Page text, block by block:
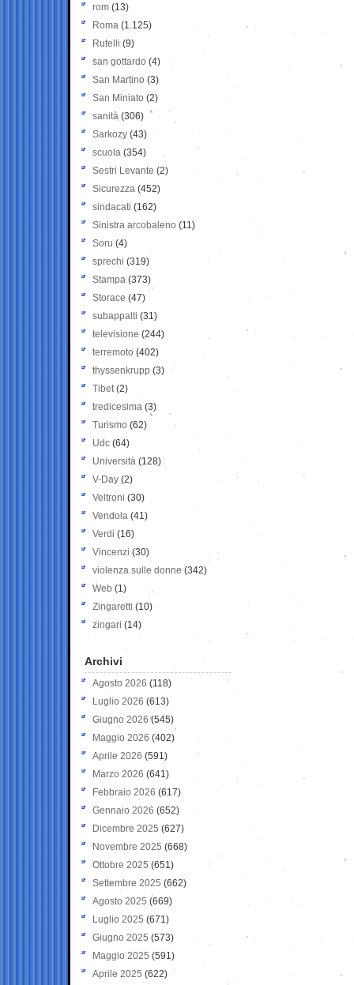
rom (13)
Roma (1.125)
Rutelli (9)
san gottardo (4)
San Martino (3)
San Miniato (2)
sanità (306)
Sarkozy (43)
scuola (354)
Sestri Levante (2)
Sicurezza (452)
sindacati (162)
Sinistra arcobaleno (11)
Soru (4)
sprechi (319)
Stampa (373)
Storace (47)
subappalti (31)
televisione(244)
terremoto (402)
thyssenkrupp (3)
Tibet(2)
tredicesima (3)
Turismo (62)
Udc (64)
Università (128)
V-Day (2)
Veltroni (30)
Vendola (41)
Verdi (16)
Vincenzi (30)
violenza sulle donne (342)
Web (1)
Zingaretti (10)
zingari (14)
Archivi
Agosto 2026 (118)
Luglio 2026 (613)
Giugno 2026 (545)
Maggio 2026 (402)
Aprile 2026 (591)
Marzo 2026 (641)
Febbraio 2026 (617)
Gennaio 2026 (652)
Dicembre 2025 (627)
Novembre 2025 (668)
Ottobre 2025 (651)
Settembre 2025 (662)
Agosto 2025 (669)
Luglio 2025 (671)
Giugno 2025 (573)
Maggio 2025 (591)
Aprile 2025 (622)